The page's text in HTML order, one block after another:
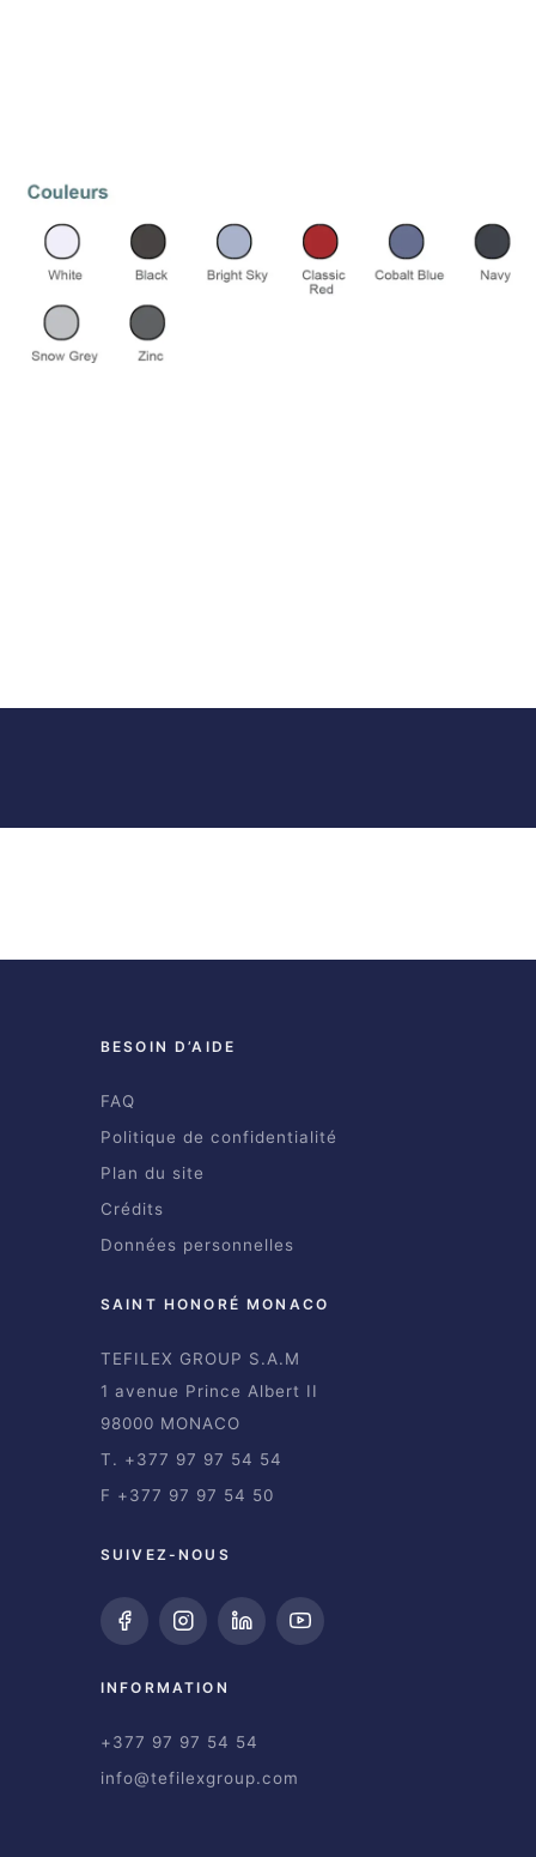
BESOIN D’AIDE
FAQ
Politique de confidentialité
Plan du site
Crédits
Données personnelles
SAINT HONORÉ MONACO
TEFILEX GROUP S.A.M
1 avenue Prince Albert II
98000 MONACO
T. +377 97 97 54 54
F +377 97 97 54 50
SUIVEZ-NOUS
INFORMATION
+377 97 97 54 54
info@tefilexgroup.com